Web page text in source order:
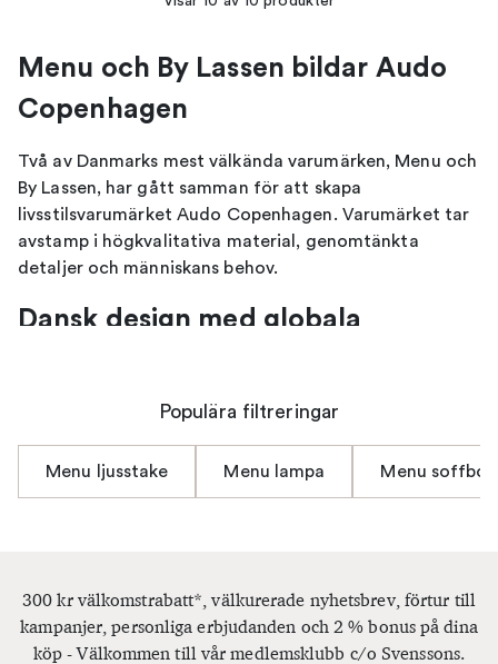
Menu och By Lassen bildar Audo
Copenhagen
Två av Danmarks mest välkända varumärken, Menu och
By Lassen, har gått samman för att skapa
livsstilsvarumärket Audo Copenhagen. Varumärket tar
avstamp i högkvalitativa material, genomtänkta
detaljer och människans behov.
Dansk design med globala
Audo Copenhagens sortiment är en fusion av det
nytänkande, samtida design från andra delar av
världen. Resultatet blir modern skandinavisk design
By Lassen lever kvar
Populära filtreringar
Menu ljusstake Menu lampa Menu
300 kr välkomstrabatt*, välkurerade nyhetsbrev, förtur till
kampanjer, personliga erbjudanden och 2 % bonus på dina
köp - Välkommen till vår medlemsklubb c/o Svenssons.